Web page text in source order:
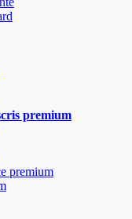
premium
premium